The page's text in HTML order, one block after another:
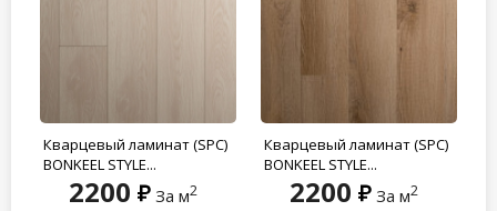
Кварцевый ламинат (SPC)
BONKEEL STYLE...
2200 За м2
Кварцевый ламинат (SPC)
BONKEEL STYLE...
2200 За м2